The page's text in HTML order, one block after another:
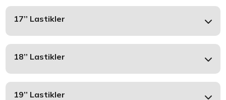
17’’ Lastikler
18’’ Lastikler
19’’ Lastikler